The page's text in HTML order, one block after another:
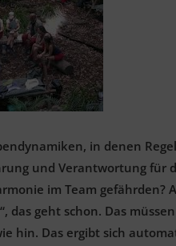
in denen
und Verantwortung für
im Team
das geht schon. Das
hin. Das ergibt sich